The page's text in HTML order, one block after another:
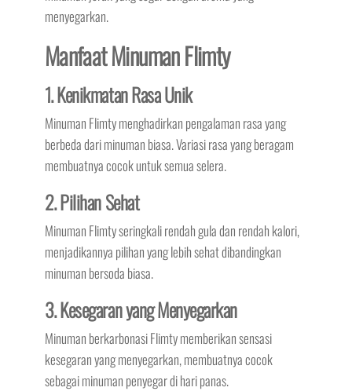
menyegarkan.
Manfaat Minuman Flimty
1. Kenikmatan Rasa Unik
Minuman Flimty menghadirkan pengalaman rasa yang
berbeda dari minuman biasa. Variasi rasa yang beragam
membuatnya cocok untuk semua selera.
2. Pilihan Sehat
Minuman Flimty seringkali rendah gula dan rendah kalori,
menjadikannya pilihan yang lebih sehat dibandingkan
minuman bersoda biasa.
3. Kesegaran yang Menyegarkan
Minuman berkarbonasi Flimty memberikan sensasi
kesegaran yang menyegarkan, membuatnya cocok
sebagai minuman penyegar di hari panas.